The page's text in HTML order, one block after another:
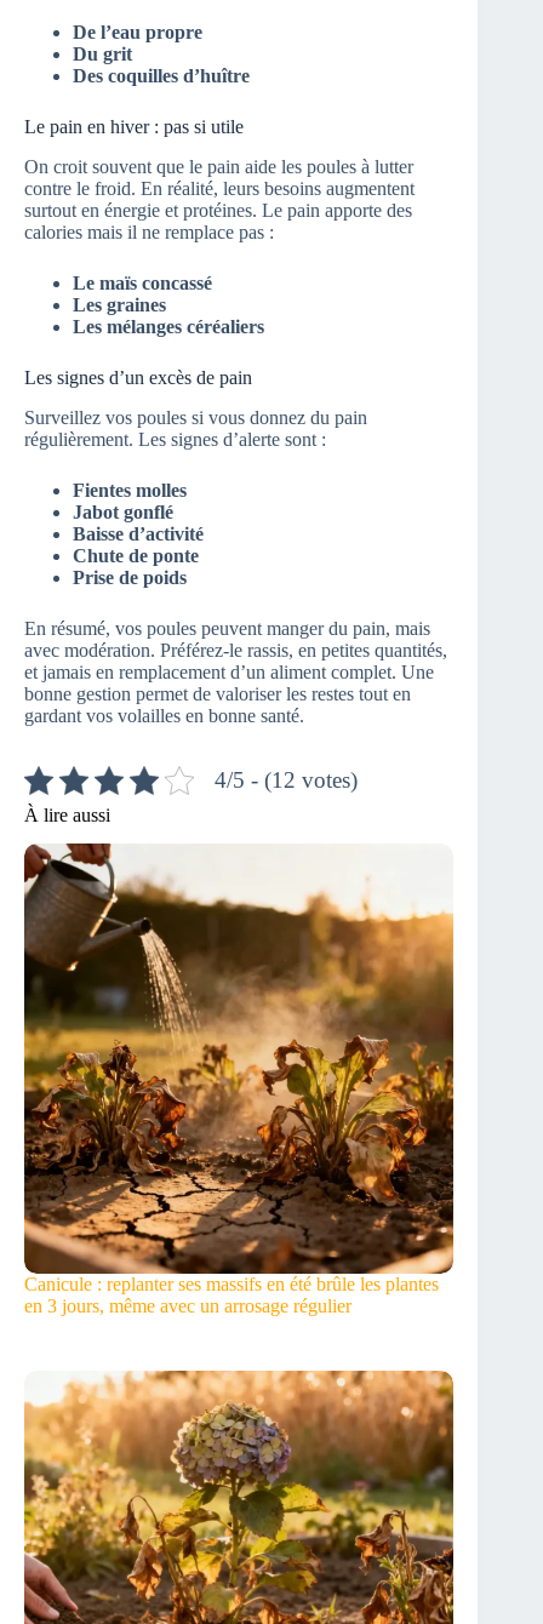
De l’eau propre
Du grit
Des coquilles d’huître
Le pain en hiver : pas si utile
On croit souvent que le pain aide les poules à lutter
contre le froid. En réalité, leurs besoins augmentent
surtout en énergie et protéines. Le pain apporte des
calories mais il ne remplace pas :
Le maïs concassé
Les graines
Les mélanges céréaliers
Les signes d’un excès de pain
Surveillez vos poules si vous donnez du pain
régulièrement. Les signes d’alerte sont :
Fientes molles
Jabot gonflé
Baisse d’activité
Chute de ponte
Prise de poids
En résumé, vos poules peuvent manger du pain, mais
avec modération. Préférez-le rassis, en petites quantités,
et jamais en remplacement d’un aliment complet. Une
bonne gestion permet de valoriser les restes tout en
gardant vos volailles en bonne santé.
4/5 - (12 votes)
À lire aussi
Canicule : replanter ses massifs en été brûle les plantes
en 3 jours, même avec un arrosage régulier